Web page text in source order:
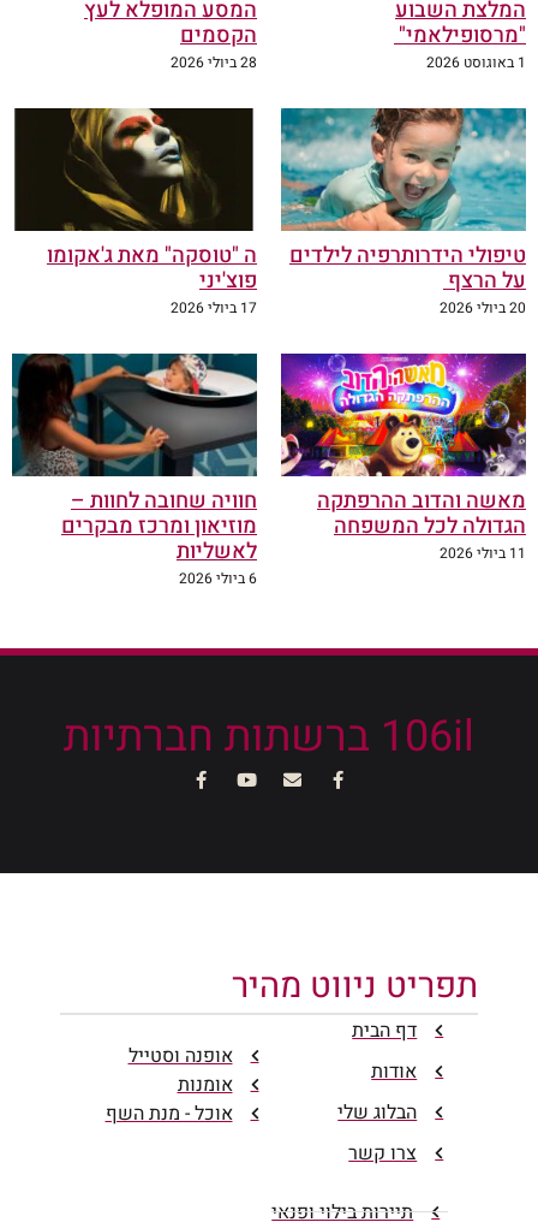
המלצת השבוע
"מרסופילאמי"
1 באוגוסט 2026
המסע המופלא לעץ
הקסמים
28 ביולי 2026
טיפולי הידרותרפיה לילדים
על הרצף
20 ביולי 2026
ה "טוסקה" מאת ג'אקומו
פוצ'יני
17 ביולי 2026
מאשה והדוב ההרפתקה
הגדולה לכל המשפחה
11 ביולי 2026
חוויה שחובה לחוות –
מוזיאון ומרכז מבקרים
לאשליות
6 ביולי 2026
106il ברשתות חברתיות
תפריט ניווט מהיר
דף הבית
אודות
הבלוג שלי
צרו קשר
אופנה וסטייל
אומנות
אוכל - מנת השף
תיירות בילוי ופנאי